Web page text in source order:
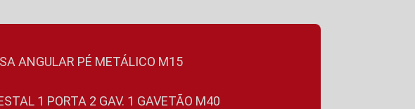
ANGULAR PÉ METÁLICO M15
1 PORTA 2 GAV. 1 GAVETÃO M40